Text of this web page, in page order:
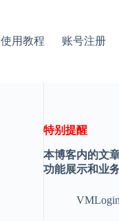
使用教程 账号注册
特别提醒
本博客内的文
功能展示和业